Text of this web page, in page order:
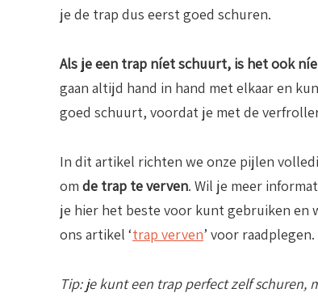
je de trap dus eerst goed schuren.
Als je een trap níet schuurt, is het ook
gaan altijd hand in hand met elkaar en
goed schuurt, voordat je met de
In dit artikel richten we onze pijlen
om de trap te verven. Wil je meer
je hier het beste voor kunt gebruiken en
ons artikel ‘trap verven’ voor raadplegen.
Tip: je kunt een trap perfect zelf schuren,